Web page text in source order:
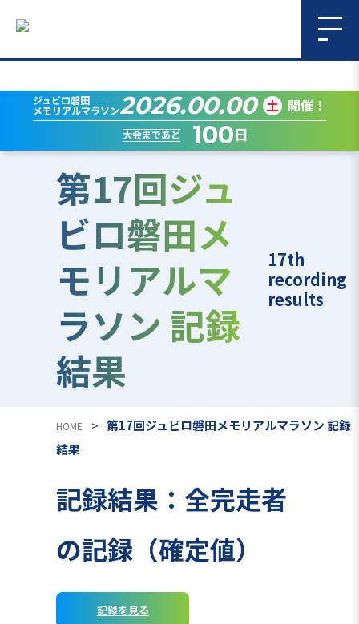
ジュビロ磐田
メモリアルマラソン2026.00.00 土 開催！
大会まであと 100日
第17回ジュ
ビロ磐田メ
モリアルマ
ラソン 記録
結果
17th
recording
results
HOME > 第17回ジュビロ磐田メモリアルマラソン 記録
結果
記録結果：全完走者
の記録（確定値）
記録を見る